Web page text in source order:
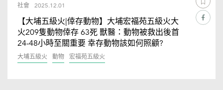
社會 2025.12.01
【大埔五級火|倖存動物】大埔宏福苑五級火大
火209隻動物倖存 63死 獸醫：動物被救出後首
24-48小時至關重要 幸存動物該如何照顧?
大埔五級火 動物 宏福苑五級火